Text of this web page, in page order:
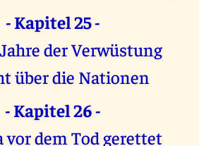
- Kapitel 25 -
der Verwüstung
über die Nationen
- Kapitel 26 -
vor dem Tod gerettet